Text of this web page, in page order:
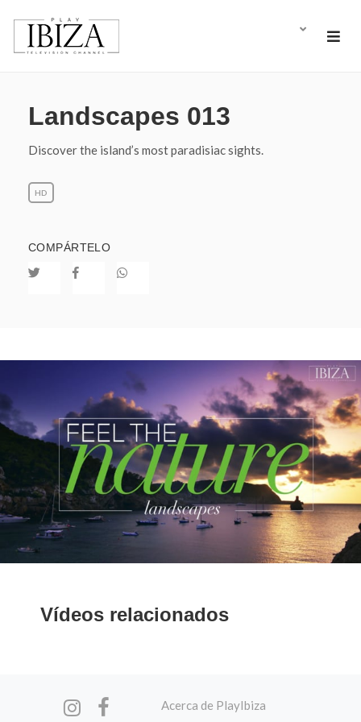
Landscapes 013
Discover the island’s most paradisiac sights.
HD
COMPÁRTELO
Vídeos relacionados
Acerca de PlayIbiza